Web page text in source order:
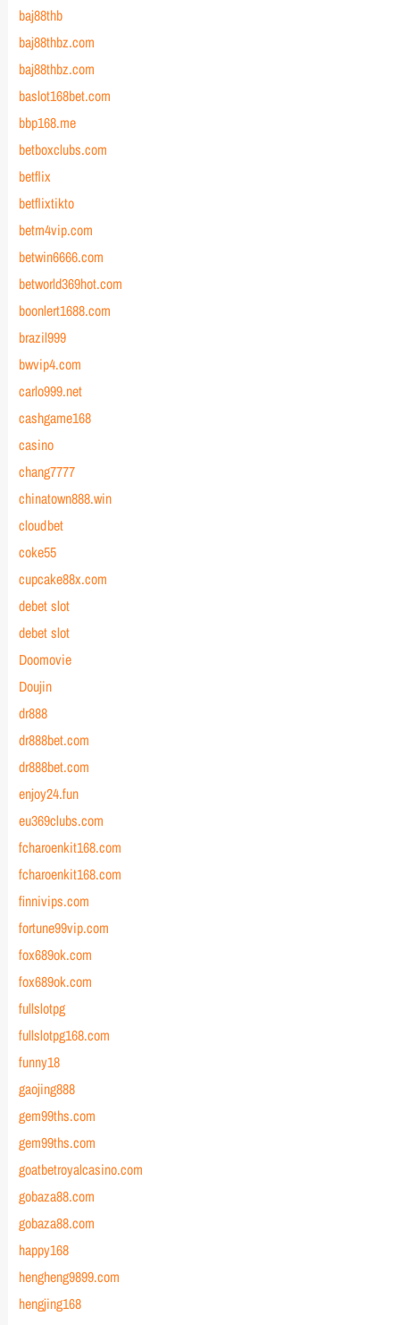
baj88thb
baj88thbz.com
baj88thbz.com
baslot168bet.com
bbp168.me
betboxclubs.com
betflix
betflixtikto
betm4vip.com
betwin6666.com
betworld369hot.com
boonlert1688.com
brazil999
bwvip4.com
carlo999.net
cashgame168
casino
chang7777
chinatown888.win
cloudbet
coke55
cupcake88x.com
debet slot
debet slot
Doomovie
Doujin
dr888
dr888bet.com
dr888bet.com
enjoy24.fun
eu369clubs.com
fcharoenkit168.com
fcharoenkit168.com
finnivips.com
fortune99vip.com
fox689ok.com
fox689ok.com
fullslotpg
fullslotpg168.com
funny18
gaojing888
gem99ths.com
gem99ths.com
goatbetroyalcasino.com
gobaza88.com
gobaza88.com
happy168
hengheng9899.com
hengjing168